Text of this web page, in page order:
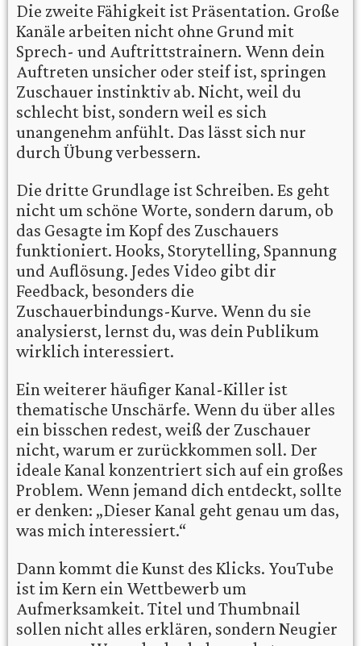
Die zweite Fähigkeit ist Präsentation. Große
Kanäle arbeiten nicht ohne Grund mit
Sprech- und Auftrittstrainern. Wenn dein
Auftreten unsicher oder steif ist, springen
Zuschauer instinktiv ab. Nicht, weil du
schlecht bist, sondern weil es sich
unangenehm anfühlt. Das lässt sich nur
durch Übung verbessern.
Die dritte Grundlage ist Schreiben. Es geht
nicht um schöne Worte, sondern darum, ob
das Gesagte im Kopf des Zuschauers
funktioniert. Hooks, Storytelling, Spannung
und Auflösung. Jedes Video gibt dir
Feedback, besonders die
Zuschauerbindungs-Kurve. Wenn du sie
analysierst, lernst du, was dein Publikum
wirklich interessiert.
Ein weiterer häufiger Kanal-Killer ist
thematische Unschärfe. Wenn du über alles
ein bisschen redest, weiß der Zuschauer
nicht, warum er zurückkommen soll. Der
ideale Kanal konzentriert sich auf ein großes
Problem. Wenn jemand dich entdeckt, sollte
er denken: „Dieser Kanal geht genau um das,
was mich interessiert.“
Dann kommt die Kunst des Klicks. YouTube
ist im Kern ein Wettbewerb um
Aufmerksamkeit. Titel und Thumbnail
sollen nicht alles erklären, sondern Neugier